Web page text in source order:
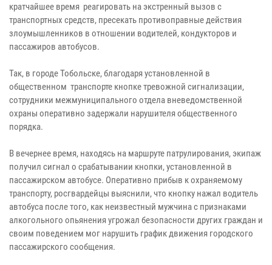
кратчайшее время реагировать на экстренный вызов с
транспортных средств, пресекать противоправные действия
злоумышленников в отношении водителей, кондукторов и
пассажиров автобусов.
Так, в городе Тобольске, благодаря установленной в
общественном транспорте кнопке тревожной сигнализации,
сотрудники межмуниципального отдела вневедомственной
охраны оперативно задержали нарушителя общественного
порядка.
В вечернее время, находясь на маршруте патрулирования, экипаж
получил сигнал о срабатывании кнопки, установленной в
пассажирском автобусе. Оперативно прибыв к охраняемому
транспорту, росгвардейцы выяснили, что кнопку нажал водитель
автобуса после того, как неизвестный мужчина с признаками
алкогольного опьянения угрожал безопасности других граждан и
своим поведением мог нарушить график движения городского
пассажирского сообщения.